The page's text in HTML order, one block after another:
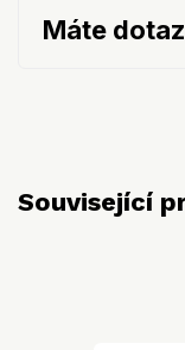
Máte
Související